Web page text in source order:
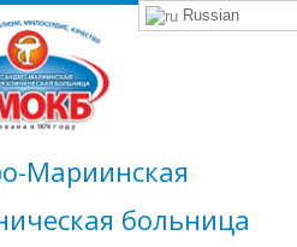
Мариинская
больница
Russian